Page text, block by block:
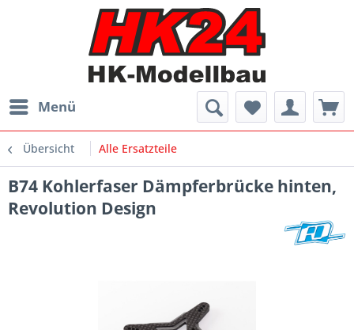
Menü
Übersicht Alle Ersatzteile
B74 Kohlerfaser Dämpferbrücke hinten,
Revolution Design